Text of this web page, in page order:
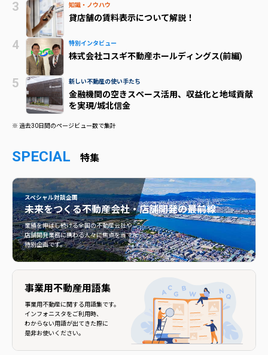
知識・ノウハウ
貸店舗の賃料表示について解説！
特別インタビュー
株式会社コスギ不動産ホールディングス(前編)
新しい不動産の使い手たち
金融機関の空きスペース活用、収益化と地域貢献
を実現/城北信金
※ 過去30日間のページビュー数で集計
SPECIAL 特集
スペシャル対談企画
未来をつくる不動産会社・店舗開発の最前線
業績を伸ばし続ける全国の不動産会社や
店舗開発業務に携わる人々に焦点を当てた
特別企画です。
不動産会社・店舗開発の最前線">
事業用不動産用語集
事業用不動産に関する用語集です。
インフォニスタをご利用時、
わからない用語が出てきた際に
是非お使いください。